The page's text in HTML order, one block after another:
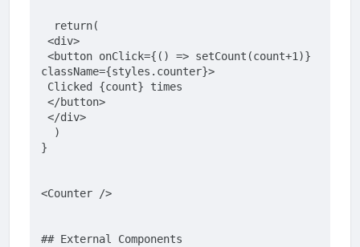
return(
<div>
className={styles.counter}>
Clicked {count} times
</button>
</div>
)
}
<Counter />
## External Components